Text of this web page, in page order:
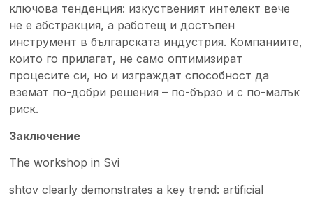
ключова тенденция: изкуственият интелект вече
не е абстракция, а работещ и достъпен
инструмент в българската индустрия. Компаниите,
които го прилагат, не само оптимизират
процесите си, но и изграждат способност да
вземат по-добри решения – по-бързо и с по-малък
риск.
Заключение
The workshop in Svi
shtov clearly demonstrates a key trend: artificial